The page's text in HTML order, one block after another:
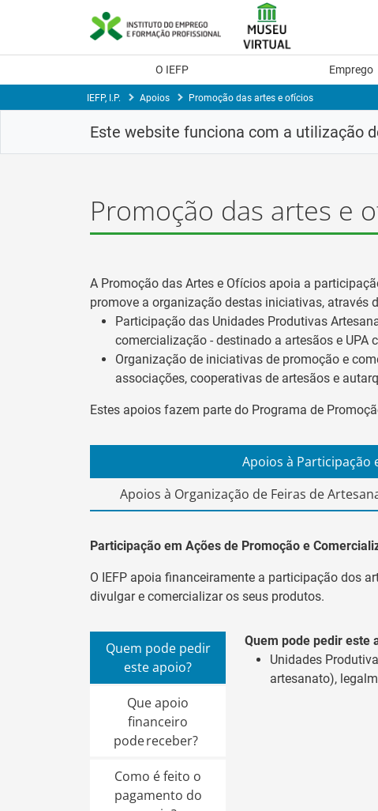
principal
O IEFP Emprego
IEFP, I.P. Apoios Promoção das artes e ofícios
Este website funciona com a utilização
Promoção das artes e
A Promoção das Artes e Ofícios apoia a
promove a organização destas iniciativas, através
Participação das Unidades Produtivas
comercialização - destinado a artesãos e UPA
Organização de iniciativas de promoção e
associações, cooperativas de artesãos e
Estes apoios fazem parte do Programa de
Apoios à Participação
Apoios à Organização de Feiras de
Participação em Ações de Promoção e
O IEFP apoia financeiramente a participação dos
divulgar e comercializar os seus produtos.
Quem pode pedir
este apoio?
Que apoio
financeiro
pode receber?
Como é feito o
pagamento do
Quem pode pedir este
Unidades
artesanato),